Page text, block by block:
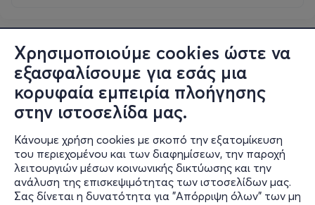
Χρησιμοποιούμε cookies ώστε να
εξασφαλίσουμε για εσάς μια
κορυφαία εμπειρία πλοήγησης
στην ιστοσελίδα μας.
Κάνουμε χρήση cookies με σκοπό την εξατομίκευση
του περιεχομένου και των διαφημίσεων, την παροχή
λειτουργιών μέσων κοινωνικής δικτύωσης και την
ανάλυση της επισκεψιμότητας των ιστοσελίδων μας.
Σας δίνεται η δυνατότητα για "Απόρριψη όλων" των μη